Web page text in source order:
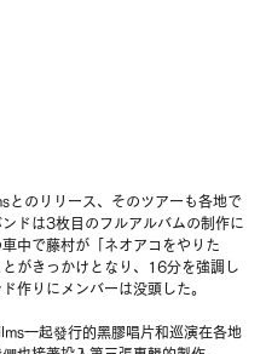
のリリース、そのツアーも各地で
ドは3枚目のフルアルバムの制作に
中で藤村が「ネオアコをやりた
がきっかけとなり、16分を強調し
作りにメンバーは没頭した。
一起發行的黑膠唱片和巡演在各地